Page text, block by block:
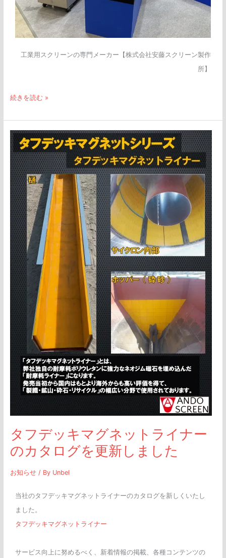
工業用スクリーンの専門メーカー【株式会社安藤スクリーン製作
所】
続きを読む »
タフデッキマグネットライナー
のカタログを更新しました
お知らせ/ By Unbel
当社のタフデッキマグネットライナーのカタログを新しくいたし
ました。
タフデッキマグネットライナー
サービス向上に努めるべく、新着情報の掲載、各種コンテンツの
タ
フ
デ
ッ
キ
マ
グ
ネ
ッ
ト
ラ
新
し
し